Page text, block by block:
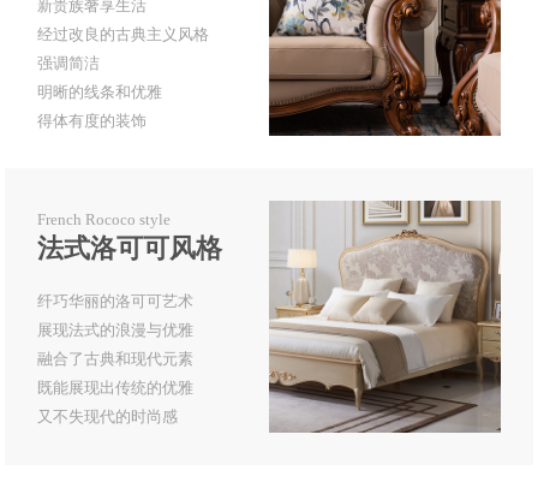
新贵族奢享生活
经过改良的古典主义风格
强调简洁
明晰的线条和优雅
得体有度的装饰
French Rococo style
法式洛可可风格
纤巧华丽的洛可可艺术
展现法式的浪漫与优雅
融合了古典和现代元素
既能展现出传统的优雅
又不失现代的时尚感